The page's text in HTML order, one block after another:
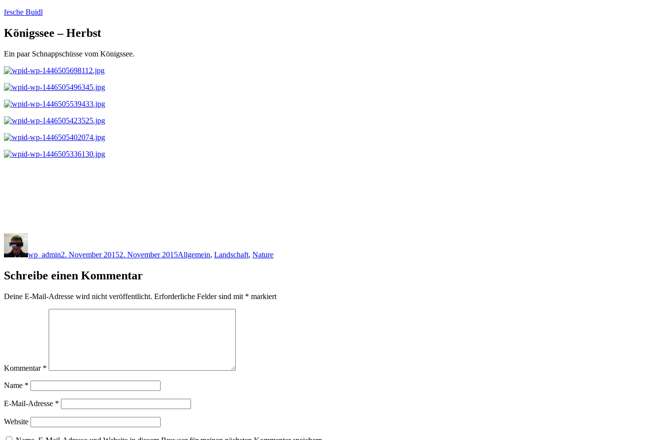
Zum
springen
fesche Buidl
Königssee – Herbst
Ein paar Schnappschüsse vom Königssee.
Autor
wp_admin2. November 20152. November 2015Allgemein, Landschaft, Nature
Schreibe einen Kommentar
Deine E-Mail-Adresse wird nicht veröffentlicht. Erforderliche Felder sind mit * markiert
Kommentar *
Name *
E-Mail-Adresse *
Website